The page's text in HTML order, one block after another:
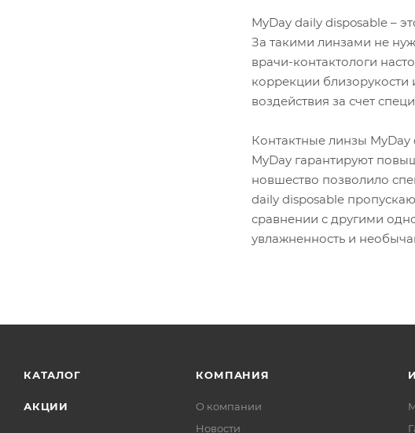
MyDay daily disposable –
За такими линзами не
врачи-контактологи
коррекции близорукости
воздействия за счет
Контактные линзы
MyDay гарантируют
новшество позволило
daily disposable
сравнении с другими
увлажненность и
КАТАЛОГ
АКЦИИ
КОМПАНИЯ
О компании
Новости